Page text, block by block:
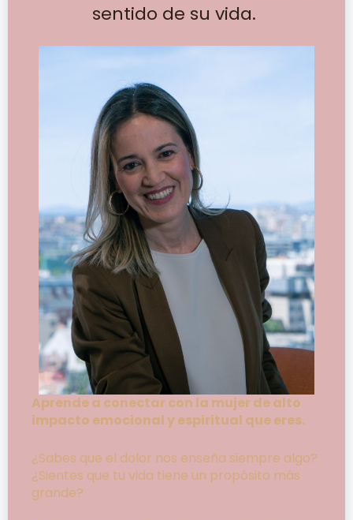
sentido de su vida.
Aprende a conectar con la mujer de alto
impacto emocional y espiritual que eres.
¿Sabes que el dolor nos enseña siempre algo?
¿Sientes que tu vida tiene un propósito más
grande?